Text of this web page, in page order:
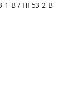
1-B / HI-53-2-B